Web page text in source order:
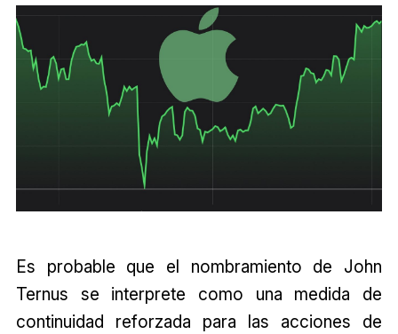
Es probable que el nombramiento de John
Ternus se interprete como una medida de
continuidad reforzada para las acciones de